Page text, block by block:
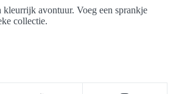
avontuur. Voeg een sprankje
collectie.